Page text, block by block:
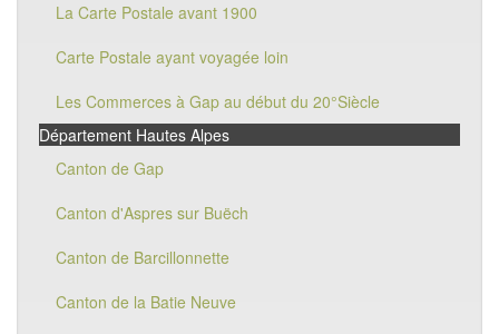
La Carte Postale avant 1900
Carte Postale ayant voyagée loin
Les Commerces à Gap au début du 20°Siècle
Département Hautes Alpes
Canton de Gap
Canton d'Aspres sur Buëch
Canton de Barcillonnette
Canton de la Batie Neuve